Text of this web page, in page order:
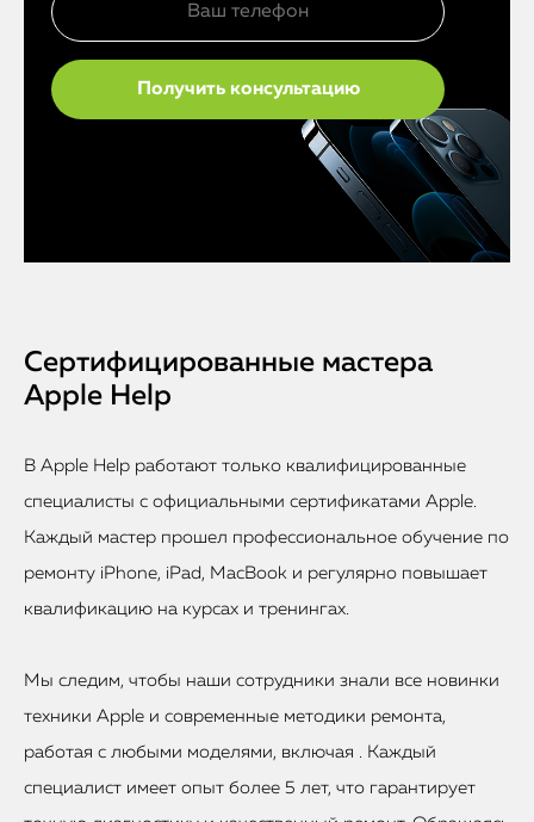
Сертифицированные мастера
Apple Help
В Apple Help работают только квалифицированные
специалисты с официальными сертификатами Apple.
Каждый мастер прошел профессиональное обучение по
ремонту iPhone, iPad, MacBook и регулярно повышает
квалификацию на курсах и тренингах.
Мы следим, чтобы наши сотрудники знали все новинки
техники Apple и современные методики ремонта,
работая с любыми моделями, включая . Каждый
специалист имеет опыт более 5 лет, что гарантирует